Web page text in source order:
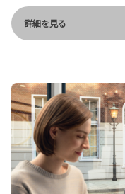
詳細を見る